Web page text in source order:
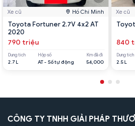
Xe cũ Hồ Chí Minh
Toyota Fortuner 2.7V 4x2 AT
2020
790 triệu
Dung tích
2.7 L
Hộp số
AT - Số tự động
Km đã đi
54,000
Xe cũ
840
Dung tích
2.5 L
CÔNG TY TNHH GIẢI PHÁP